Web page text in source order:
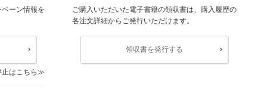
ーン情報を
はこちら
ご購入いただいた電子書籍の領収書は、購入履歴の
各注文詳細からご発行いただけます。
領収書を発行する